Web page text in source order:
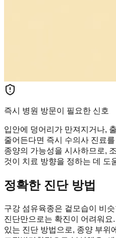
즉시 병원 방문이 필요한 신호
입안에 덩어리가 만져지거나,
줄어든다면 즉시 수의사 진료
종양의 가능성을 시사하므로,
것이 치료 방향을 정하는 데 도
정확한 진단 방법
구강 섬유육종은 겉모습이 비
진단만으로는 확진이 어려워요.
있는 진단 방법으로, 종양 부위